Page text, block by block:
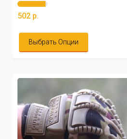
502 р.
Выбрать Опции